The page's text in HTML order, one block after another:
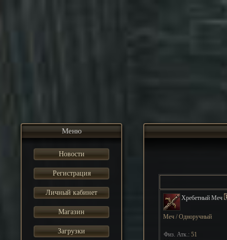
Меню
Новости
Регистрация
Личный кабинет
Магазин
Загрузки
Хребетный Меч
Меч / Одноручный
Физ. Атк.: 51